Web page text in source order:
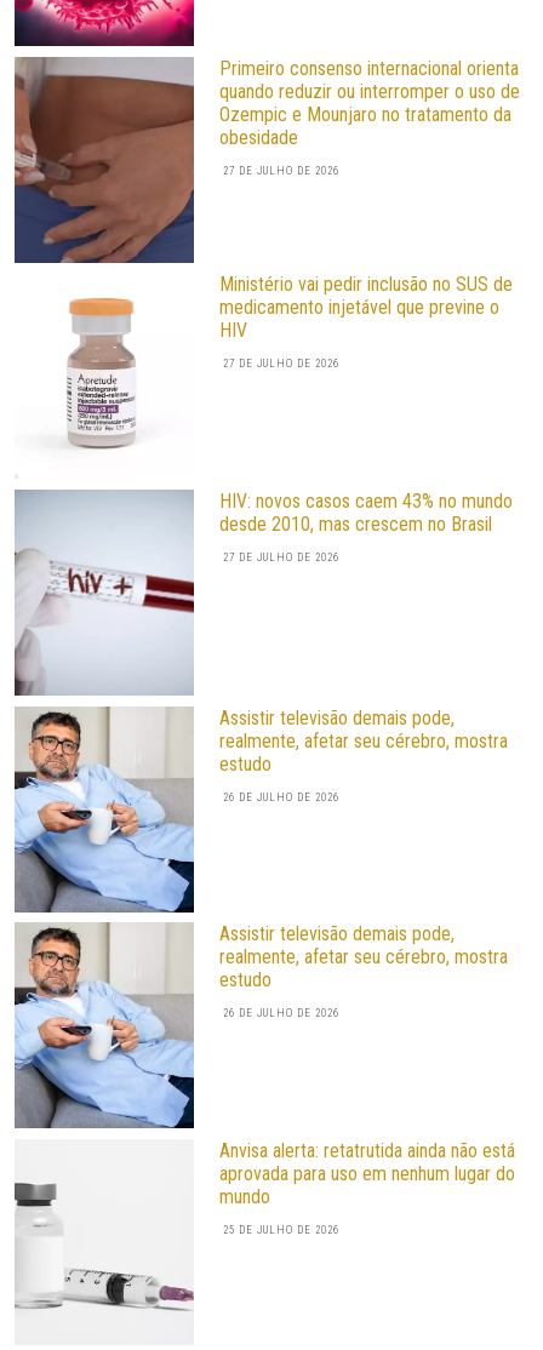
Primeiro consenso internacional orienta
quando reduzir ou interromper o uso de
Ozempic e Mounjaro no tratamento da
obesidade
27 DE JULHO DE 2026
Ministério vai pedir inclusão no SUS de
medicamento injetável que previne o
HIV
27 DE JULHO DE 2026
HIV: novos casos caem 43% no mundo
desde 2010, mas crescem no Brasil
27 DE JULHO DE 2026
Assistir televisão demais pode,
realmente, afetar seu cérebro, mostra
estudo
26 DE JULHO DE 2026
Assistir televisão demais pode,
realmente, afetar seu cérebro, mostra
estudo
26 DE JULHO DE 2026
Anvisa alerta: retatrutida ainda não está
aprovada para uso em nenhum lugar do
mundo
25 DE JULHO DE 2026